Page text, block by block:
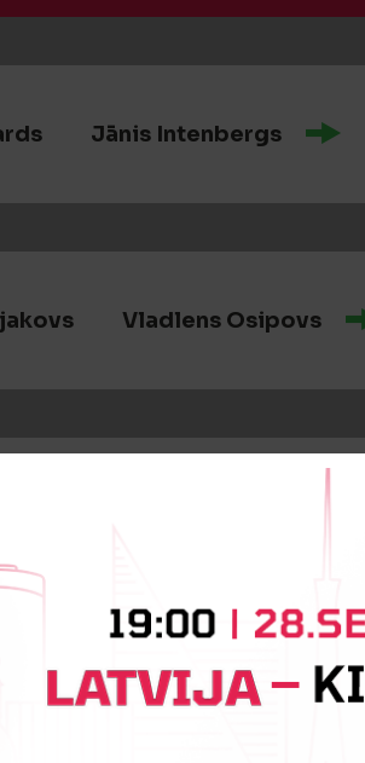
Jānis Intenbergs
Vladlens Osipovs
Ruslans Mihaļčuks
Rudenko Romāns Sidorovs